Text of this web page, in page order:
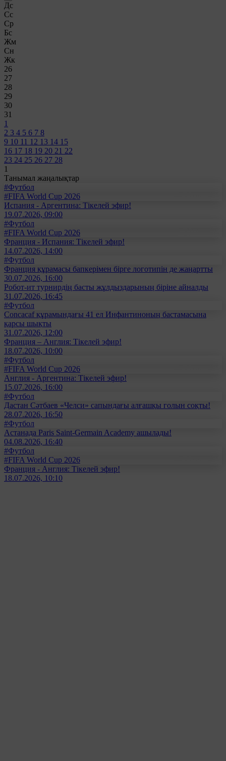
Дс
Сс
Ср
Бс
Жм
Сн
Жк
26
27
28
29
30
31
1
2 3 4 5 6 7 8
9 10 11 12 13 14 15
16 17 18 19 20 21 22
23 24 25 26 27 28
1
Танымал жаңалықтар
#Футбол
#FIFA World Cup 2026
Испания - Аргентина: Тікелей эфир!
19.07.2026, 09:00
#Футбол
#FIFA World Cup 2026
Франция - Испания: Тікелей эфир!
14.07.2026, 14:00
#Футбол
Франция құрамасы бапкерімен бірге логотипін де жаңартты
30.07.2026, 16:00
Робот-ит турнирдің басты жұлдыздарының біріне айналды
31.07.2026, 16:45
#Футбол
Concacaf құрамындағы 41 ел Инфантиноның бастамасына
қарсы шықты
31.07.2026, 12:00
Франция – Англия: Тікелей эфир!
18.07.2026, 10:00
#Футбол
#FIFA World Cup 2026
Англия - Аргентина: Тікелей эфир!
15.07.2026, 16:00
#Футбол
Дастан Сәтбаев «Челси» сапындағы алғашқы голын соқты!
28.07.2026, 16:50
#Футбол
Астанада Paris Saint-Germain Academy ашылады!
04.08.2026, 16:40
#Футбол
#FIFA World Cup 2026
Франция - Англия: Тікелей эфир!
18.07.2026, 10:10